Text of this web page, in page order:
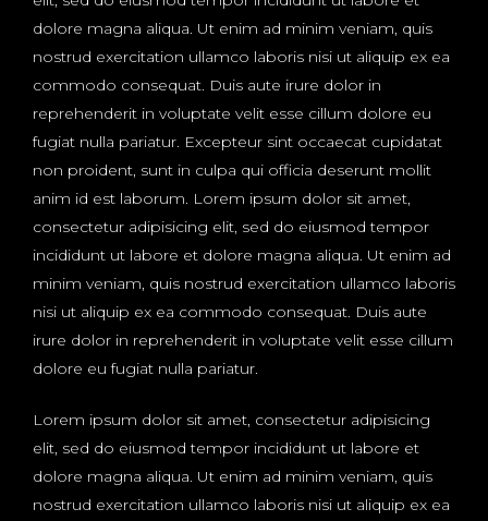
dolore magna aliqua. Ut enim ad minim veniam, quis
nostrud exercitation ullamco laboris nisi ut aliquip ex ea
commodo consequat. Duis aute irure dolor in
reprehenderit in voluptate velit esse cillum dolore eu
fugiat nulla pariatur. Excepteur sint occaecat cupidatat
non proident, sunt in culpa qui officia deserunt mollit
anim id est laborum. Lorem ipsum dolor sit amet,
consectetur adipisicing elit, sed do eiusmod tempor
incididunt ut labore et dolore magna aliqua. Ut enim ad
minim veniam, quis nostrud exercitation ullamco laboris
nisi ut aliquip ex ea commodo consequat. Duis aute
irure dolor in reprehenderit in voluptate velit esse cillum
dolore eu fugiat nulla pariatur.
Lorem ipsum dolor sit amet, consectetur adipisicing
elit, sed do eiusmod tempor incididunt ut labore et
dolore magna aliqua. Ut enim ad minim veniam, quis
nostrud exercitation ullamco laboris nisi ut aliquip ex ea